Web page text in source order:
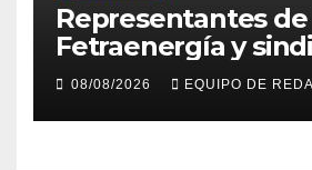
Representantes de
Fetraenergía y
base llaman a
directivas para
lucha laboral en
08/08/2026 EQUIPO DE